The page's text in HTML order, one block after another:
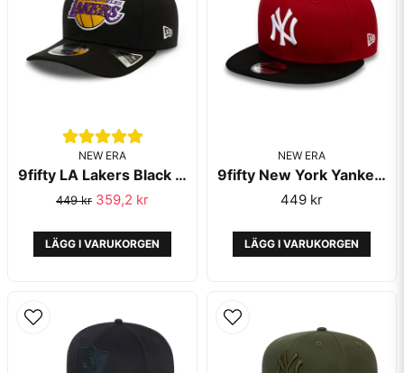
NEW ERA
9fifty LA Lakers Black Stretch Snap - New Era
449 kr 359,2 kr
LÄGG I VARUKORGEN
NEW ERA
9fifty New York Yankees Colour Block Red Snapback - New Era
449 kr
LÄGG I VARUKORGEN